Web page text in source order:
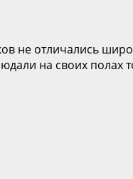
не отличались
на своих полах